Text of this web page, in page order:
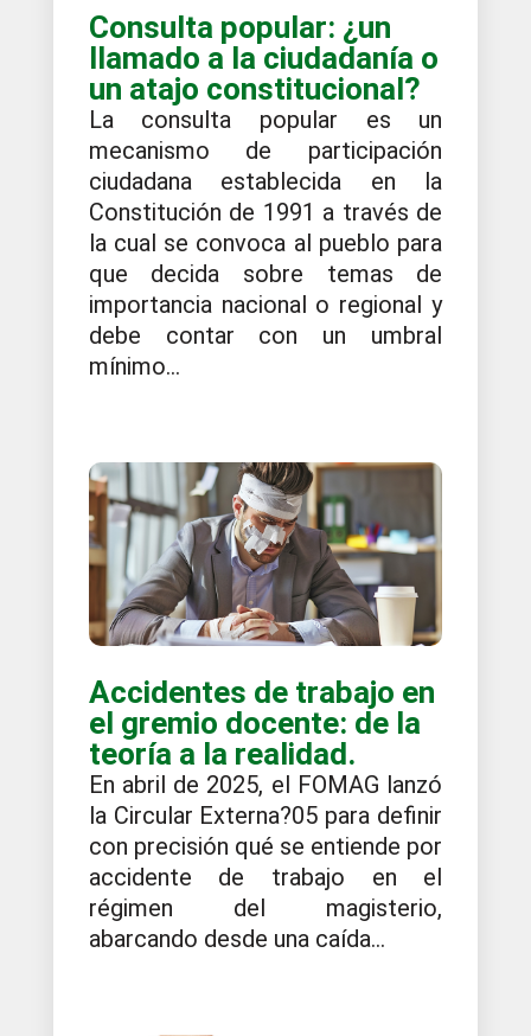
Consulta popular: ¿un
llamado a la ciudadanía o
un atajo constitucional?
La consulta popular es un
mecanismo de participación
ciudadana establecida en la
Constitución de 1991 a través de
la cual se convoca al pueblo para
que decida sobre temas de
importancia nacional o regional y
debe contar con un umbral
mínimo...
Accidentes de trabajo en
el gremio docente: de la
teoría a la realidad.
En abril de 2025, el FOMAG lanzó
la Circular Externa?05 para definir
con precisión qué se entiende por
accidente de trabajo en el
régimen del magisterio,
abarcando desde una caída...